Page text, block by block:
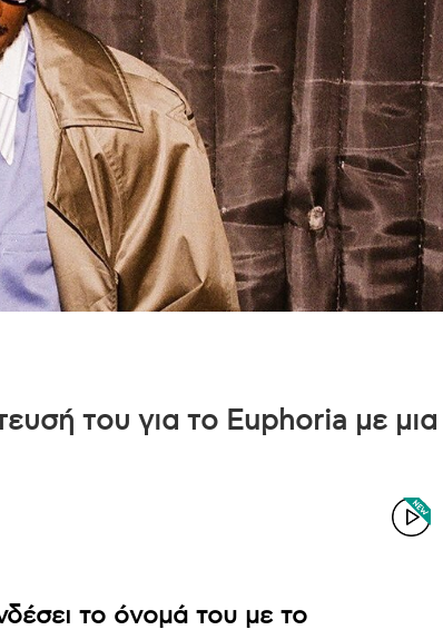
του για το Euphoria με μια
το όνομά του με το